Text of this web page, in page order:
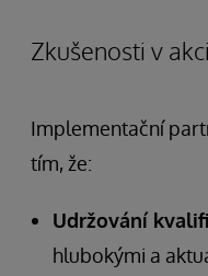
Zkušenosti v akci
Implementační
tím, že:
Udržování
hlubokými a